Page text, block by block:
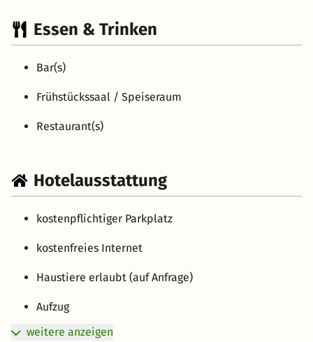
Essen & Trinken
Bar(s)
Frühstückssaal / Speiseraum
Restaurant(s)
Hotelausstattung
kostenpflichtiger Parkplatz
kostenfreies Internet
Haustiere erlaubt (auf Anfrage)
Aufzug
weitere anzeigen